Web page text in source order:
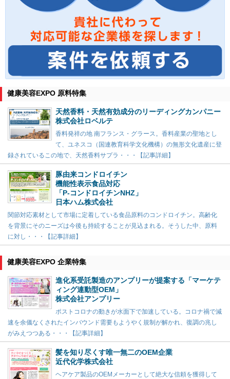
健康美容EXPO 原料特集
天然香料・天然有効成分のリーディングカンパニー
株式会社ロベルテ
香料発祥の地 南フランス・グラース。香料産業の聖地とし
て、ユネスコ（国連教育科学文化機構）の無形文化遺産に登
録されているこの地で、天然香料サプラ・・・【記事詳細】
豚由来コンドロイチン
機能性表示食品対応
「P-コンドロイチンNHZ」
日本ハム株式会社
関節対応素材として市場に定着している食品原料のコンドロイチン。高齢化
を背景にそのニーズは今後も持続することが見込まれる。そうした中、原料
に対し・・・【記事詳細】
健康美容EXPO 企業特集
進化系受託製造のアンプリーが提案する「マーケテ
ィング連動型OEM」
株式会社アンプリー
ポストコロナの動きが水面下で加速している。コロナ禍で減
速を余儀なくされたインバウンド需要もようやく規制が解かれ、復調の兆し
がみえつつある・・・【記事詳細】
髪を知り尽くす唯一無二のOEM企業
近代化学株式会社
ヘアケア製品のOEMメーカーとして絶大な信頼を獲得して